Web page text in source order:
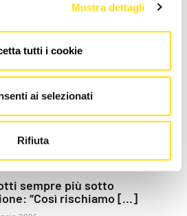
Mostra dettagli
tutti i cookie
ai selezionati
Rifiuta
Vaccarezza [...]
2026
sempre più sotto
“Così rischiamo [...]